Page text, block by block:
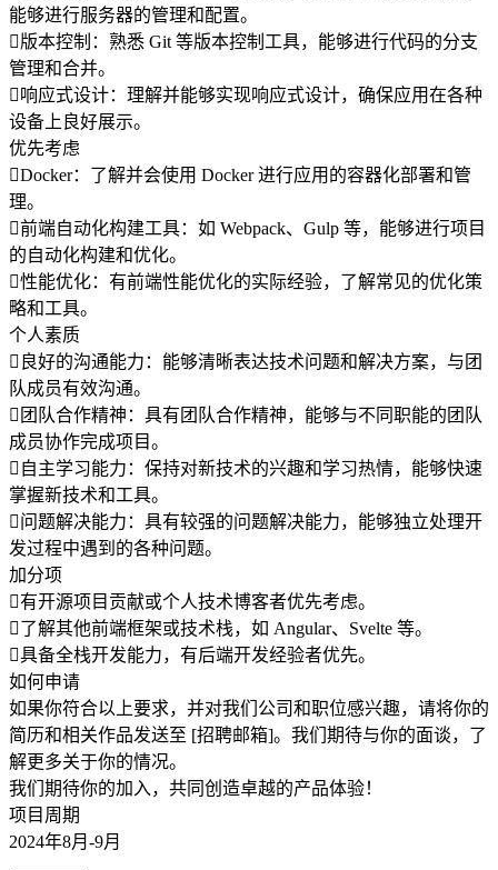
能够进行服务器的管理和配置。
版本控制：熟悉 Git 等版本控制工具，能够进行代码的分支
管理和合并。
响应式设计：理解并能够实现响应式设计，确保应用在各种
设备上良好展示。
优先考虑
Docker：了解并会使用 Docker 进行应用的容器化部署和管
理。
前端自动化构建工具：如 Webpack、Gulp 等，能够进行项目
的自动化构建和优化。
性能优化：有前端性能优化的实际经验，了解常见的优化策
略和工具。
个人素质
良好的沟通能力：能够清晰表达技术问题和解决方案，与团
队成员有效沟通。
团队合作精神：具有团队合作精神，能够与不同职能的团队
成员协作完成项目。
自主学习能力：保持对新技术的兴趣和学习热情，能够快速
掌握新技术和工具。
问题解决能力：具有较强的问题解决能力，能够独立处理开
发过程中遇到的各种问题。
加分项
有开源项目贡献或个人技术博客者优先考虑。
了解其他前端框架或技术栈，如 Angular、Svelte 等。
具备全栈开发能力，有后端开发经验者优先。
如何申请
如果你符合以上要求，并对我们公司和职位感兴趣，请将你的
简历和相关作品发送至 [招聘邮箱]。我们期待与你的面谈，了
解更多关于你的情况。
我们期待你的加入，共同创造卓越的产品体验！
项目周期
2024年8月-9月